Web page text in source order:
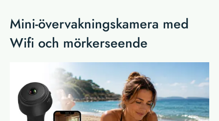
Mini-övervakningskamera med
Wifi och mörkerseende